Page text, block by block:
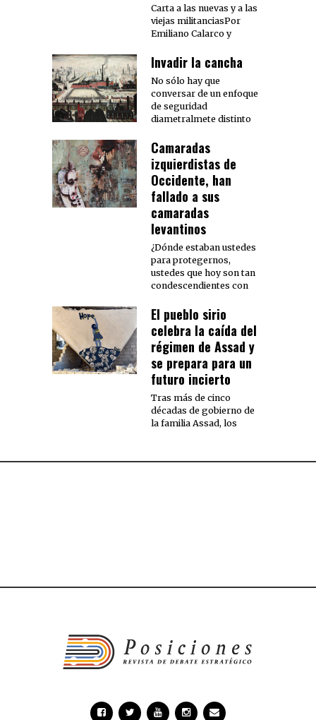
Carta a las nuevas y a las
viejas militanciasPor
Emiliano Calarco y
Invadir la cancha
No sólo hay que
conversar de un enfoque
de seguridad
diametralmete distinto
Camaradas
izquierdistas de
Occidente, han
fallado a sus
camaradas
levantinos
¿Dónde estaban ustedes
para protegernos,
ustedes que hoy son tan
condescendientes con
El pueblo sirio
celebra la caída del
régimen de Assad y
se prepara para un
futuro incierto
Tras más de cinco
décadas de gobierno de
la familia Assad, los